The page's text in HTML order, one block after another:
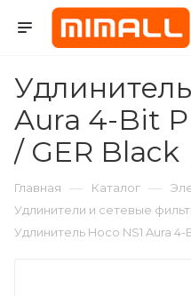
Aura 4-Bit
/ GER Black
Главная — Каталог —
Удлинители и сетевые
Удлинитель Hoco NS1 Aura 4-